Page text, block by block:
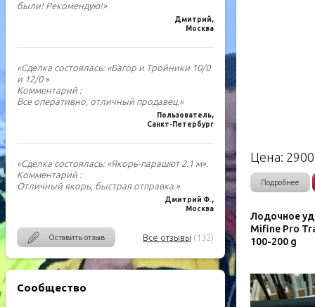
были! Рекомендую!»
Дмитрий,
Москва
«Сделка состоялась: «Багор и Тройники 10/0
и 12/0 »
Комментарий :
Все оперативно, отличный продавец.»
Пользователь,
Санкт-Петербург
«Сделка состоялась: «Якорь-парашют 2.1 м».
Комментарий :
Отличный якорь, быстрая отправка.»
Дмитрий Ф.,
Москва
Оставить отзыв Все отзывы (132)
Сообщество
Цена: 2900
Подробнее
Лодочное
Mifine Pro
100-200 g